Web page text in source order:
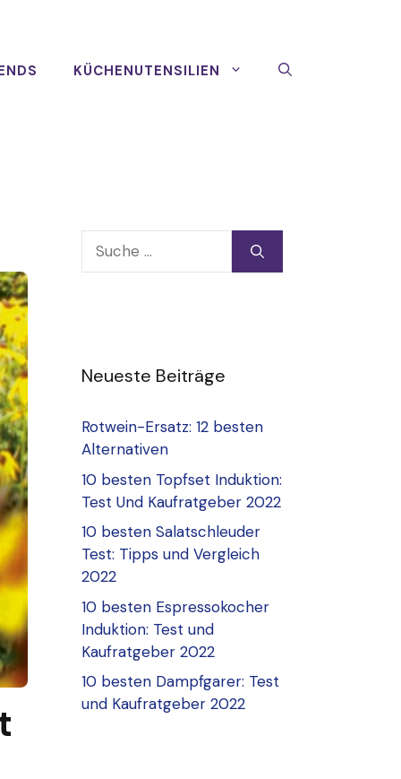
KÜCHENUTENSILIEN
Suche
nach:
Neueste Beiträge
Rotwein-Ersatz: 12 besten
Alternativen
10 besten Topfset Induktion:
Test Und Kaufratgeber 2022
10 besten Salatschleuder
Test: Tipps und Vergleich
2022
10 besten Espressokocher
Induktion: Test und
Kaufratgeber 2022
10 besten Dampfgarer: Test
und Kaufratgeber 2022